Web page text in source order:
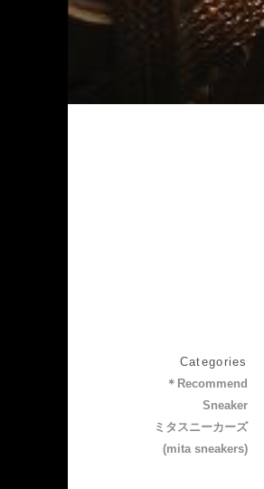
Categories
＊Recommend
Sneaker
ミタスニーカーズ
(mita sneakers)